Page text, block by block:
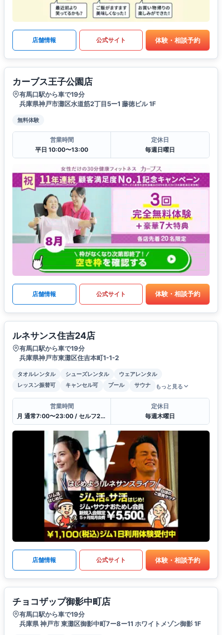
店舗情報 公式サイト 体験・相談予約
カーブス王子公園店
有馬口駅から車で19分
兵庫県神戸市灘区水道筋2丁目5ー1 藤徳ビル 1F
無料体験
営業時間
平日 10:00〜13:00
定休日
毎週日曜日
店舗情報 公式サイト 体験・相談予約
ルネサンス住吉24店
有馬口駅から車で19分
兵庫県神戸市東灘区住吉本町1-1-2
タオルレンタル シューズレンタル
ウェアレンタル
レッスン振替可
キャンセル可 プール サウナ もっと見る
営業時間
月 通常7:00〜23:00 / セルフ23:00〜7:00 / 受付10:00〜21:00
定休日
毎週木曜日
店舗情報 公式サイト 体験・相談予約
チョコザップ御影中町店
有馬口駅から車で19分
兵庫県 神戸市 東灘区御影中町7ー8ー11 ホワイトメゾン御影 1F